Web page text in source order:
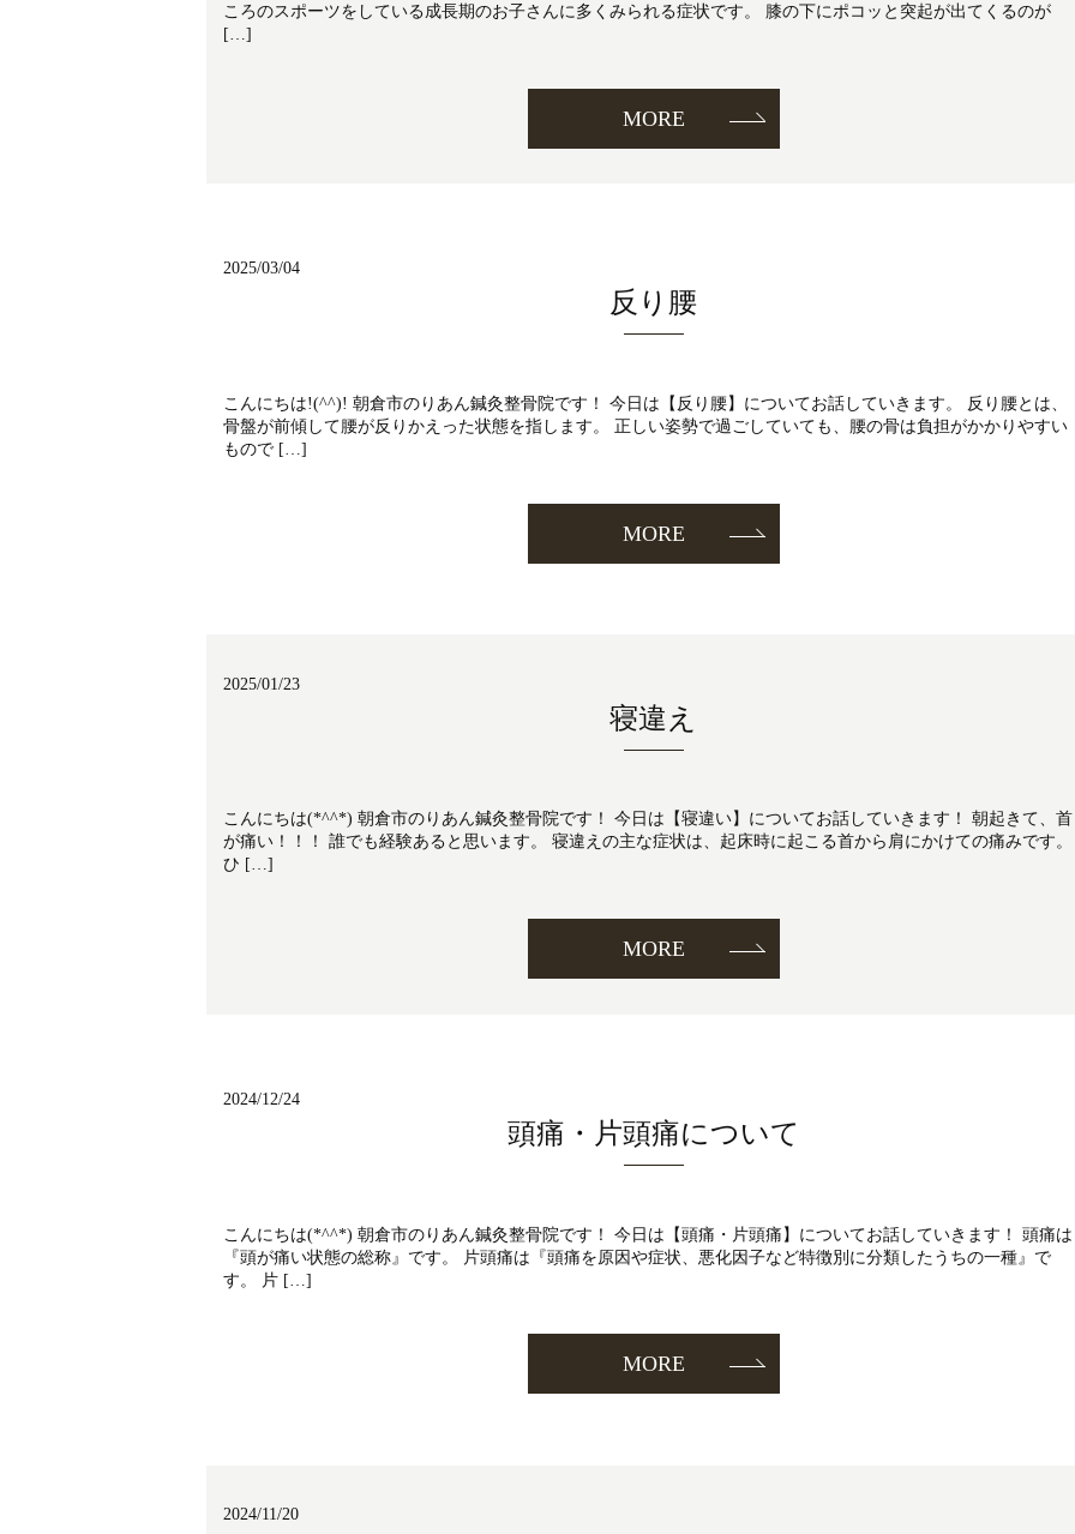
ころのスポーツをしている成長期のお子さんに多くみられる症状です。 膝の下にポコッと突起が出てくるのが
[…]
MORE
2025/03/04
反り腰
こんにちは!(^^)! 朝倉市のりあん鍼灸整骨院です！ 今日は【反り腰】についてお話していきます。 反り腰とは、
骨盤が前傾して腰が反りかえった状態を指します。 正しい姿勢で過ごしていても、腰の骨は負担がかかりやすい
もので […]
MORE
2025/01/23
寝違え
こんにちは(*^^*) 朝倉市のりあん鍼灸整骨院です！ 今日は【寝違い】についてお話していきます！ 朝起きて、首
が痛い！！！ 誰でも経験あると思います。 寝違えの主な症状は、起床時に起こる首から肩にかけての痛みです。
ひ […]
MORE
2024/12/24
頭痛・片頭痛について
こんにちは(*^^*) 朝倉市のりあん鍼灸整骨院です！ 今日は【頭痛・片頭痛】についてお話していきます！ 頭痛は
『頭が痛い状態の総称』です。 片頭痛は『頭痛を原因や症状、悪化因子など特徴別に分類したうちの一種』で
す。 片 […]
MORE
2024/11/20